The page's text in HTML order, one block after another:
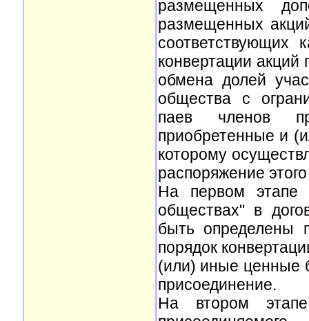
размещенных
размещенных
соответствующих
конвертации акций
обмена долей
общества с
паев членов
приобретенные и
которому
распоряжение
На первом этапе
обществах" в
быть определены
порядок
(или) иные ценные
присоединение.
На втором